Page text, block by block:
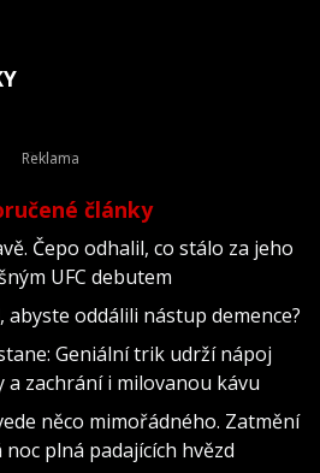
články
Čepo odhalil, co stálo za jeho
UFC debutem
oddálili nástup demence?
Geniální trik udrží nápoj
a zachrání i milovanou kávu
něco mimořádného. Zatmění
plná padajících hvězd